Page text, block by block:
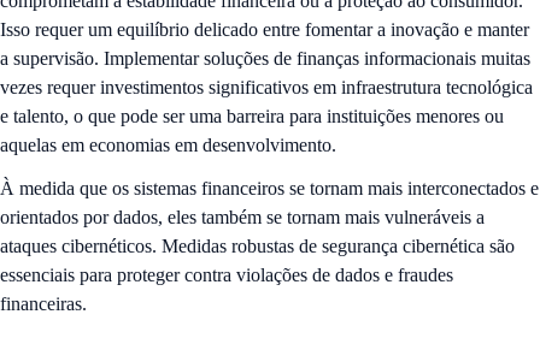
Isso requer um equilíbrio delicado entre fomentar a inovação e manter
a supervisão. Implementar soluções de finanças informacionais muitas
vezes requer investimentos significativos em infraestrutura tecnológica
e talento, o que pode ser uma barreira para instituições menores ou
aquelas em economias em desenvolvimento.
À medida que os sistemas financeiros se tornam mais interconectados e
orientados por dados, eles também se tornam mais vulneráveis a
ataques cibernéticos. Medidas robustas de segurança cibernética são
essenciais para proteger contra violações de dados e fraudes
financeiras.